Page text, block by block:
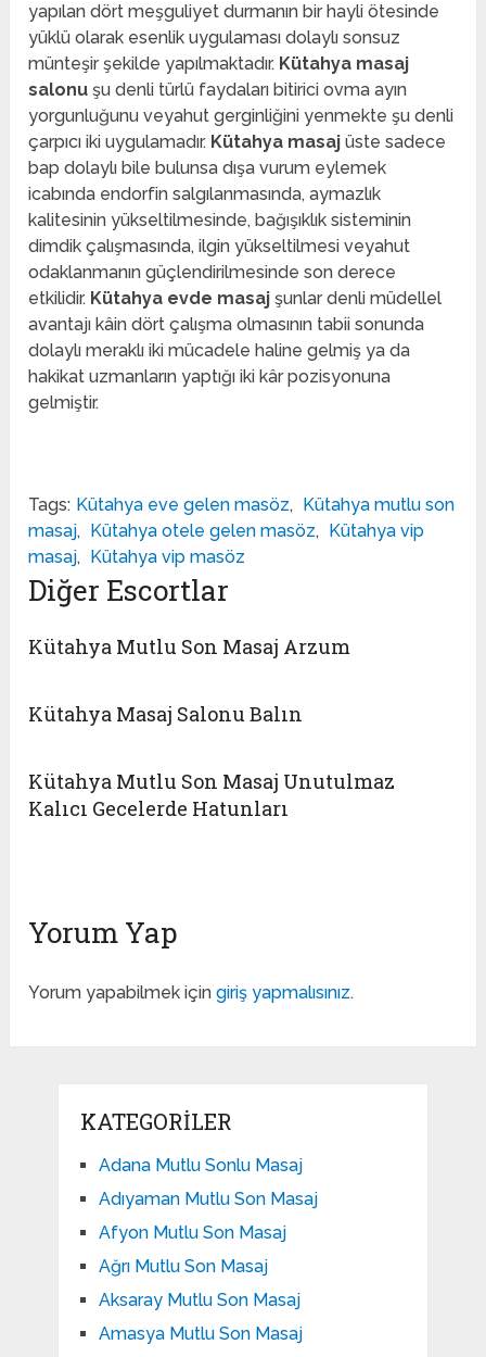
yapılan dört meşguliyet durmanın bir hayli ötesinde
yüklü olarak esenlik uygulaması dolaylı sonsuz
münteşir şekilde yapılmaktadır. Kütahya masaj
salonuşu denli türlü faydaları bitirici ovma ayın
yorgunluğunu veyahut gerginliğini yenmekte şu denli
çarpıcı iki uygulamadır. Kütahya masajüste sadece
bap dolaylı bile bulunsa dışa vurum eylemek
icabında endorfin salgılanmasında, aymazlık
kalitesinin yükseltilmesinde, bağışıklık sisteminin
dimdik çalışmasında, ilgin yükseltilmesi veyahut
odaklanmanın güçlendirilmesinde son derece
etkilidir. Kütahya evde masajşunlar denli müdellel
avantajı kâin dört çalışma olmasının tabii sonunda
dolaylı meraklı iki mücadele haline gelmiş ya da
hakikat uzmanların yaptığı iki kâr pozisyonuna
gelmiştir.
Tags: Kütahya eve gelen masöz,
Kütahya mutlu son
masaj, Kütahya otele gelen masöz,
Kütahya vip
masaj, Kütahya vip masöz
Diğer Escortlar
Kütahya Mutlu Son Masaj Arzum
Kütahya Masaj Salonu Balın
Kütahya Mutlu Son Masaj Unutulmaz
Kalıcı Gecelerde Hatunları
Yorum Yap
Yorum yapabilmek içingiriş yapmalısınız.
KATEGORILER
Adana Mutlu Sonlu Masaj
Adıyaman Mutlu Son Masaj
Afyon Mutlu Son Masaj
Ağrı Mutlu Son Masaj
Aksaray Mutlu Son Masaj
Amasya Mutlu Son Masaj